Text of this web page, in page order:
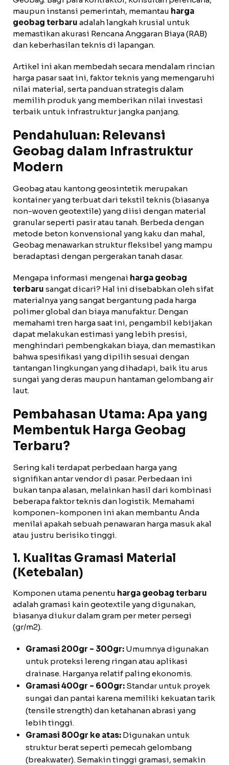
maupun instansi pemerintah, memantau harga
geobag terbaru adalah langkah krusial untuk
memastikan akurasi Rencana Anggaran Biaya (RAB)
dan keberhasilan teknis di lapangan.
Artikel ini akan membedah secara mendalam rincian
harga pasar saat ini, faktor teknis yang memengaruhi
nilai material, serta panduan strategis dalam
memilih produk yang memberikan nilai investasi
terbaik untuk infrastruktur jangka panjang.
Pendahuluan: Relevansi
Geobag dalam Infrastruktur
Modern
Geobag atau kantong geosintetik merupakan
kontainer yang terbuat dari tekstil teknis (biasanya
non-woven geotextile) yang diisi dengan material
granular seperti pasir atau tanah. Berbeda dengan
metode beton konvensional yang kaku dan mahal,
Geobag menawarkan struktur fleksibel yang mampu
beradaptasi dengan pergerakan tanah dasar.
Mengapa informasi mengenai harga geobag
terbaru sangat dicari? Hal ini disebabkan oleh sifat
materialnya yang sangat bergantung pada harga
polimer global dan biaya manufaktur. Dengan
memahami tren harga saat ini, pengambil kebijakan
dapat melakukan estimasi yang lebih presisi,
menghindari pembengkakan biaya, dan memastikan
bahwa spesifikasi yang dipilih sesuai dengan
tantangan lingkungan yang dihadapi, baik itu arus
sungai yang deras maupun hantaman gelombang air
laut.
Pembahasan Utama: Apa yang
Membentuk Harga Geobag
Terbaru?
Sering kali terdapat perbedaan harga yang
signifikan antar vendor di pasar. Perbedaan ini
bukan tanpa alasan, melainkan hasil dari kombinasi
beberapa faktor teknis dan logistik. Memahami
komponen-komponen ini akan membantu Anda
menilai apakah sebuah penawaran harga masuk akal
atau justru berisiko tinggi.
1. Kualitas Gramasi Material
(Ketebalan)
Komponen utama penentu harga geobag terbaru
adalah gramasi kain geotextile yang digunakan,
biasanya diukur dalam gram per meter persegi
(gr/m2).
Gramasi 200gr – 300gr: Umumnya digunakan
untuk proteksi lereng ringan atau aplikasi
drainase. Harganya relatif paling ekonomis.
Gramasi 400gr – 600gr: Standar untuk proyek
sungai dan pantai karena memiliki kekuatan tarik
(tensile strength) dan ketahanan abrasi yang
lebih tinggi.
Gramasi 800gr ke atas: Digunakan untuk
struktur berat seperti pemecah gelombang
(breakwater). Semakin tinggi gramasi, semakin